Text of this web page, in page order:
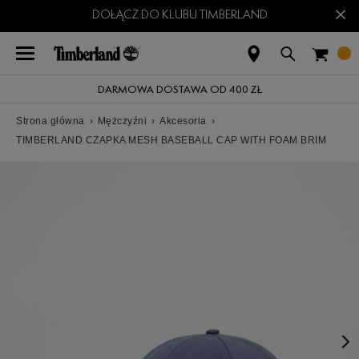
DOŁĄCZ DO KLUBU TIMBERLAND ×
DARMOWA DOSTAWA OD 400 ZŁ
Strona główna › Mężczyźni › Akcesoria ›
TIMBERLAND CZAPKA MESH BASEBALL CAP WITH FOAM BRIM